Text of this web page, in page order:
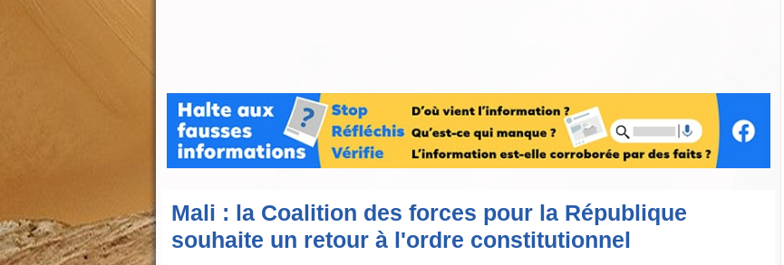
Mali : la Coalition des forces pour la République
souhaite un retour à l'ordre constitutionnel